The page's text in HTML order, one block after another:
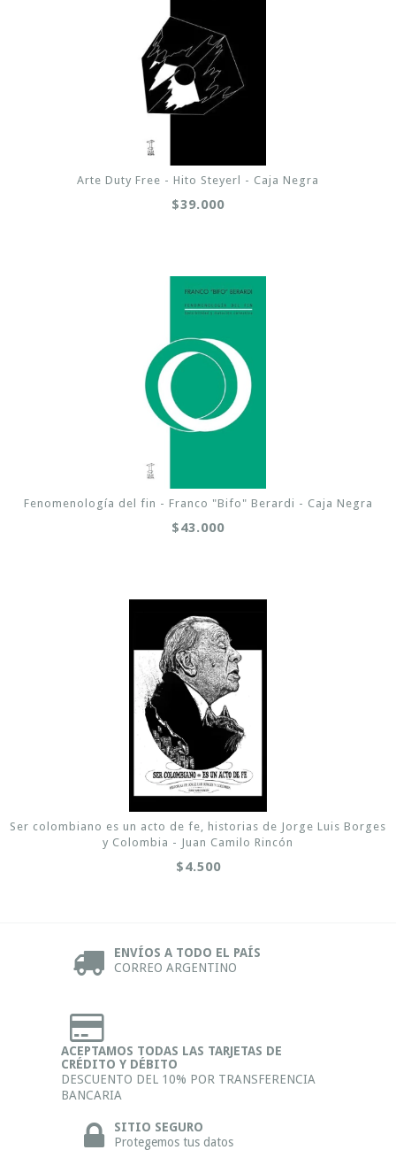
Arte Duty Free - Hito Steyerl - Caja Negra
$39.000
Fenomenología del fin - Franco "Bifo" Berardi - Caja Negra
$43.000
Ser colombiano es un acto de fe, historias de Jorge Luis Borges
y Colombia - Juan Camilo Rincón
$4.500
ENVÍOS A TODO EL PAÍS
CORREO ARGENTINO
ACEPTAMOS TODAS LAS TARJETAS DE
CRÉDITO Y DÉBITO
DESCUENTO DEL 10% POR TRANSFERENCIA
BANCARIA
SITIO SEGURO
Protegemos tus datos